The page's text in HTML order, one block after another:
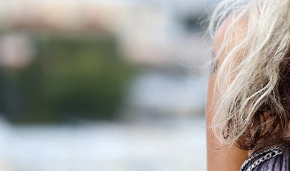
Press
23 de agosto de 2023, 15:31
La inconfundibleMiley Cyrus,
Hannah